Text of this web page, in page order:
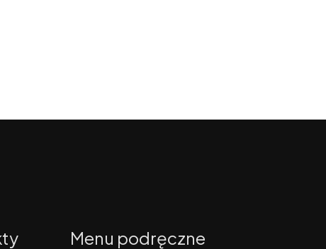
Menu podręczne